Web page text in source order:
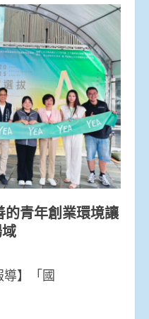
青年創業環境讓
導】「國